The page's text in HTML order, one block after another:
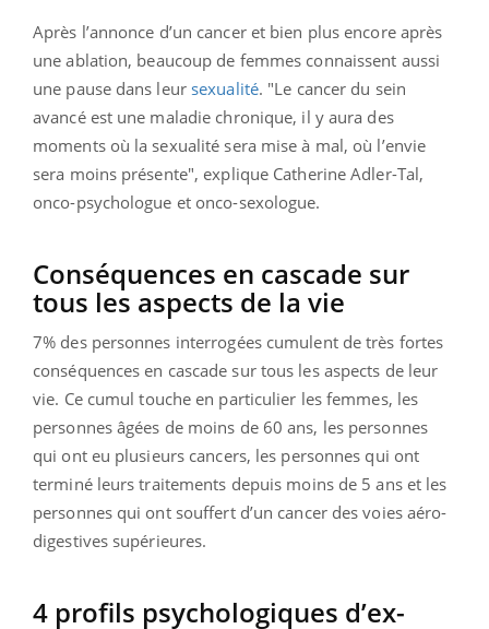
Après l’annonce d’un cancer et bien plus encore après
une ablation, beaucoup de femmes connaissent aussi
une pause dans leur sexualité. "Le cancer du sein
avancé est une maladie chronique, il y aura des
moments où la sexualité sera mise à mal, où l’envie
sera moins présente", explique Catherine Adler-Tal,
onco-psychologue et onco-sexologue.
Conséquences en cascade sur
tous les aspects de la vie
7% des personnes interrogées cumulent de très fortes
conséquences en cascade sur tous les aspects de leur
vie. Ce cumul touche en particulier les femmes, les
personnes âgées de moins de 60 ans, les personnes
qui ont eu plusieurs cancers, les personnes qui ont
terminé leurs traitements depuis moins de 5 ans et les
personnes qui ont souffert d’un cancer des voies aéro-
digestives supérieures.
4 profils psychologiques d’ex-